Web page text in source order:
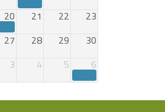
20 21 22
23
27 28 29
30
3 4 5 6